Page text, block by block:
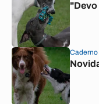
"Devo
Caderno